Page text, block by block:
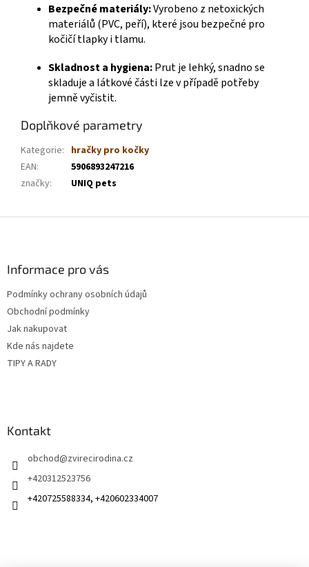
Bezpečné materiály:Vyrobeno z netoxických
materiálů (PVC, peří), které jsou bezpečné pro
kočičí tlapky i tlamu.
Skladnost a hygiena:Prut je lehký, snadno se
skladuje a látkové části lze v případě potřeby
jemně vyčistit.
Doplňkové parametry
Kategorie: hračky pro kočky
EAN:
5906893247216
značky: UNIQ pets
Informace pro vás
Podmínky ochrany osobních údajů
Obchodní podmínky
Jak nakupovat
Kde nás najdete
TIPY A RADY
Kontakt
obchod@zvirecirodina.cz
+420312523756
+420725588334, +420602334007